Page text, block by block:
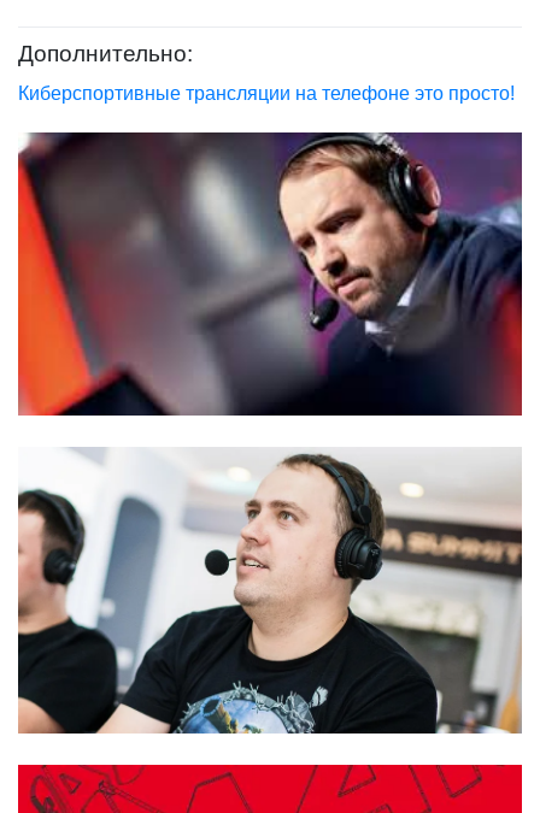
Дополнительно:
Киберспортивные трансляции на телефоне это просто!